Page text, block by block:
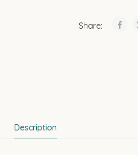
Share:
Description